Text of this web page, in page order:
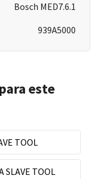
Bosch MED7.6.1
939A5000
este
TOOL
SLAVE TOOL